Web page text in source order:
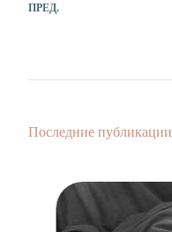
ПРЕД.
Последние публикации